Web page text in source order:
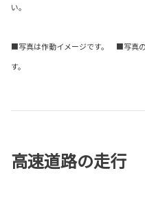
い。
■写真は作動イメージです。 ■写真の
す。
高速道路の走行